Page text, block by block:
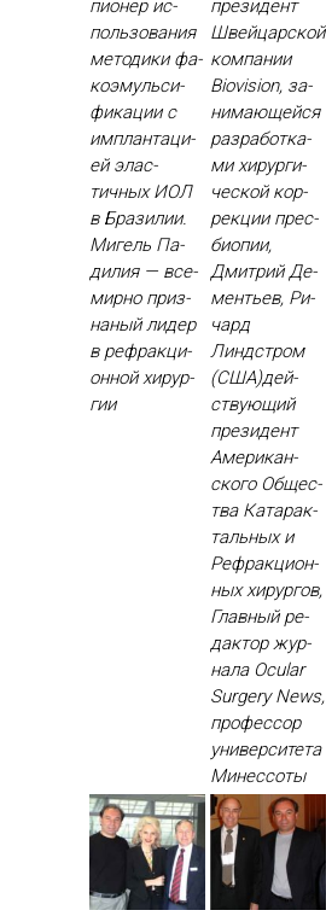
пи­онер ис­
поль­зо­вания
ме­тоди­ки фа­
ко­эмуль­си­
фика­ции с
им­план­та­ци­
ей элас­
тичных И­ОЛ
в Бра­зилии.
Ми­гель Па­
дилия — все­
мир­но приз­
на­ный ли­дер
в реф­ракци­
он­ной хи­рур­
гии
пре­зидент
Швей­цар­ской
ком­па­нии
Biovision, за­
нима­ющей­ся
раз­ра­бот­ка­
ми хи­рур­ги­
чес­кой кор­
рекции прес­
би­опии,
Дмит­рий Де­
менть­ев, Ри­
чард
Линдстром
(США)дей­
ству­ющий
пре­зидент
Аме­рикан­
ско­го Об­щес­
тва Ка­тарак­
таль­ных и
Реф­ракци­он­
ных хи­рур­гов,
Глав­ный ре­
дак­тор жур­
на­ла Ocular
Surgery News,
про­фес­сор
уни­вер­си­тета
Ми­нес­со­ты